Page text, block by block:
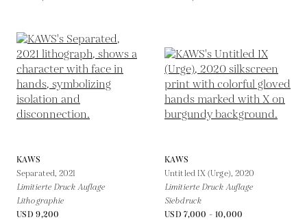
KAWS
Separated,2021
Limitierte Druck Auflage
Lithographie
USD 9,200
KAWS
Untitled IX (Urge), 2020
Limitierte Druck Auflage
Siebdruck
USD 7,000 - 10,000